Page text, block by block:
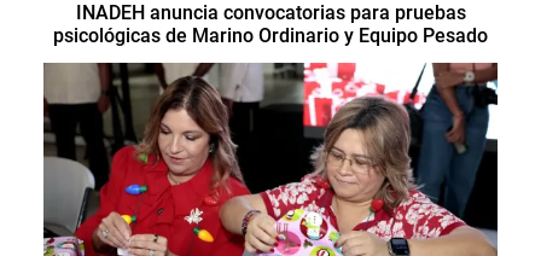
INADEH anuncia convocatorias para pruebas
psicológicas de Marino Ordinario y Equipo Pesado